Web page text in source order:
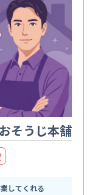
おそうじ本舗
してくれる